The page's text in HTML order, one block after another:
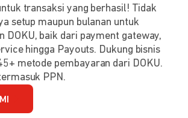
transaksi yang berhasil! Tidak
setup maupun bulanan untuk
DOKU, baik dari payment gateway,
hingga Payouts. Dukung bisnis
metode pembayaran dari DOKU.
PPN.